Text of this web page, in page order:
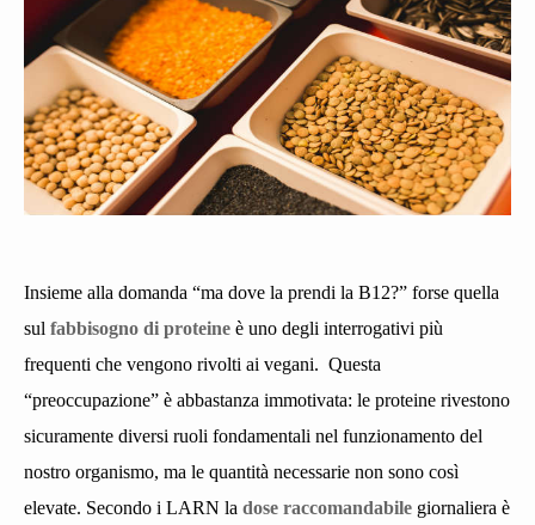
Insieme alla domanda “ma dove la prendi la B12?” forse quella
sul fabbisogno di proteine è uno degli interrogativi più
frequenti che vengono rivolti ai vegani. Questa
“preoccupazione” è abbastanza immotivata: le proteine rivestono
sicuramente diversi ruoli fondamentali nel funzionamento del
nostro organismo, ma le quantità necessarie non sono così
elevate. Secondo i LARN la dose raccomandabile giornaliera è